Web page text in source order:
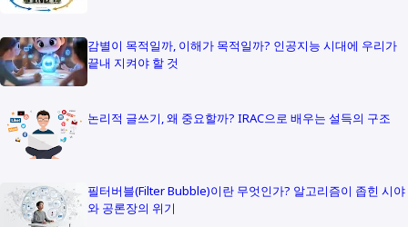
감별이 목적일까, 이해가 목적일까? 인공지능 시대에 우리가
끝내 지켜야 할 것
논리적 글쓰기, 왜 중요할까? IRAC으로 배우는 설득의 구조
필터버블(Filter Bubble)이란 무엇인가? 알고리즘이 좁힌 시야
와 공론장의 위기